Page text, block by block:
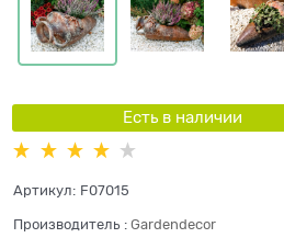
Есть в наличии
Артикул: F07015
Производитель : Gardendecor